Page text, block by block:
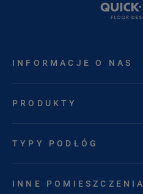
INFORMACJE O NAS
PRODUKTY
TYPY PODŁÓG
INNE POMIESZCZENIA